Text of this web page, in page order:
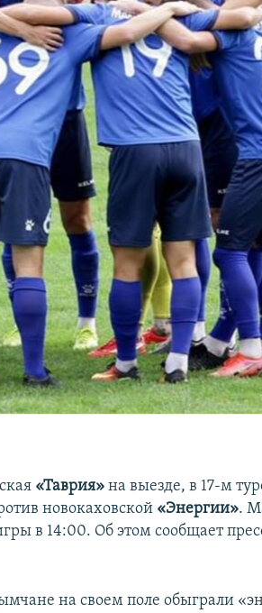
«Таврия» на выезде, в 17-м
новокаховской «Энергии».
в 14:00. Об этом сообщает
на своем поле обыграли